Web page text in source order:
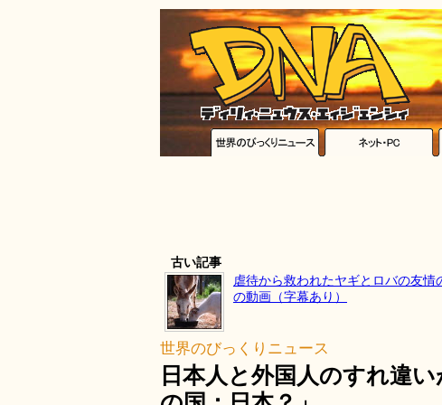
古い記事
虐待から救われたヤギとロバの友情
の動画（字幕あり）
世界のびっくりニュース
日本人と外国人のすれ違